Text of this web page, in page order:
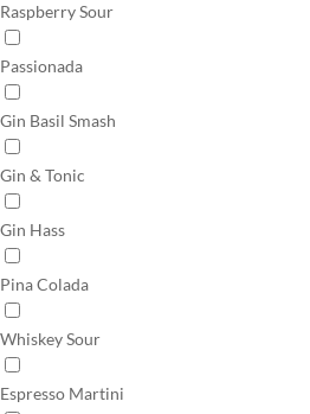
Raspberry Sour
Passionada
Gin Basil Smash
Gin & Tonic
Gin Hass
Pina Colada
Whiskey Sour
Espresso Martini